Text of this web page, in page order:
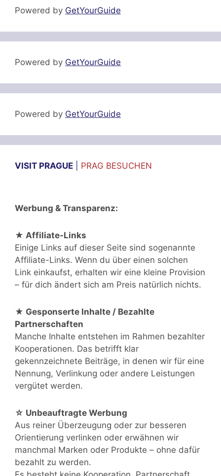
Powered by GetYourGuide
Powered by GetYourGuide
Powered by GetYourGuide
VISIT PRAGUE PRAG BESUCHEN
Werbung & Transparenz:
★ Affiliate-Links
Einige Links auf dieser Seite sind sogenannte
Affiliate-Links. Wenn du über einen solchen
Link einkaufst, erhalten wir eine kleine Provision
– für dich ändert sich am Preis natürlich nichts.
★ Gesponserte Inhalte / Bezahlte
Partnerschaften
Manche Inhalte entstehen im Rahmen bezahlter
Kooperationen. Das betrifft klar
gekennzeichnete Beiträge, in denen wir für eine
Nennung, Verlinkung oder andere Leistungen
vergütet werden.
☆ Unbeauftragte Werbung
Aus reiner Überzeugung oder zur besseren
Orientierung verlinken oder erwähnen wir
manchmal Marken oder Produkte – ohne dafür
bezahlt zu werden.